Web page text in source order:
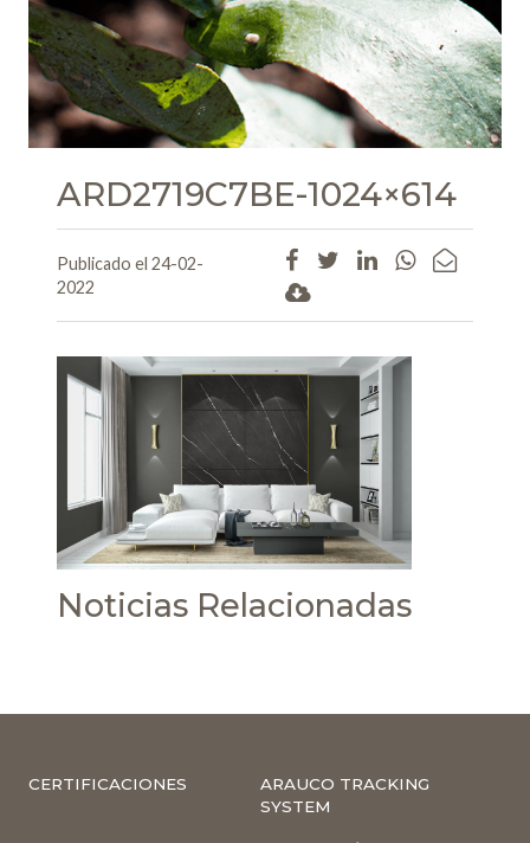
ARD2719C7BE-1024×614
Publicado el 24-02-
2022
Noticias Relacionadas
CERTIFICACIONES
ARAUCO TRACKING
SYSTEM